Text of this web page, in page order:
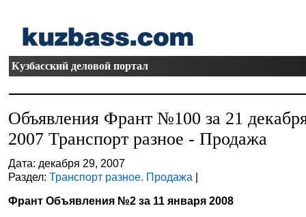
Кузбасский деловой портал
Объявления Франт №100 за 21
2007 Транспорт разное - Продажа
Дата: декабря 29, 2007
Раздел:Транспорт разное. Продажа |
Франт Объявления №2 за 11 января 2008